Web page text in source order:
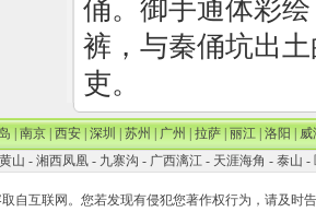
俑。御手通体彩
裤，与秦俑坑出
吏。
|南京|西安|深圳|苏州|广州|拉萨|丽江|洛阳|威
黄山 - 湘西凤凰- 九寨沟 - 广西漓江- 天涯海角 - 泰山 -
自互联网。您若发现有侵犯您著作权行为，请及时